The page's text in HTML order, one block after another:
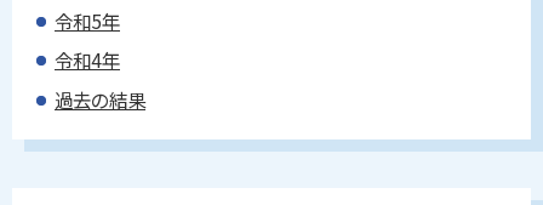
令和5年
令和4年
過去の結果